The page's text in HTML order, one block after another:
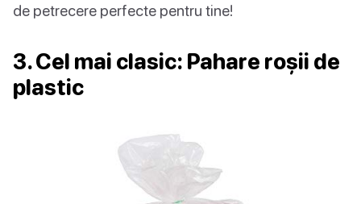
de petrecere perfecte pentru tine!
3. Cel mai clasic: Pahare roșii de
plastic